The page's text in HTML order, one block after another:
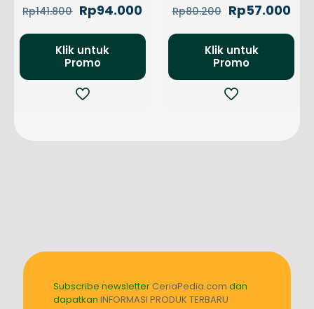
Rp141.800 Harga
aslinya
adalah:
Rp141.800.
Rp94.000Harga
ini
Klik untuk
Promo
Rp80.200 Harga
aslinya
adalah:
Rp80.200.
Rp57.000
ini
Klik untuk
Promo
Subscribe newsletterCeriaPedia.com dan
dapatkan INFORMASI PRODUK TERBARU